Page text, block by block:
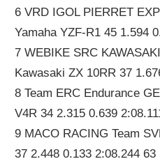
6 VRD IGOL PIERRET
Yamaha YZF-R1 45 1.594
7 WEBIKE SRC
Kawasaki ZX 10RR 37
8 Team ERC Endurance
V4R 34 2.315 0.639
9 MACO RACING Team
37 2.448 0.133 2:08.244 63